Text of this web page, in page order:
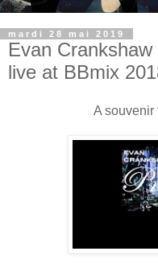
mardi 28 mai 2019
Evan
live at BBmix
A souvenir